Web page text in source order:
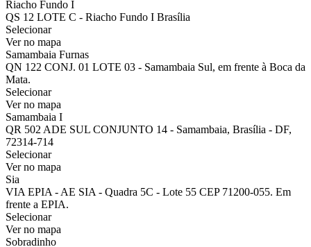
Riacho Fundo I
QS 12 LOTE C - Riacho Fundo I Brasília
Selecionar
Ver no mapa
Samambaia Furnas
QN 122 CONJ. 01 LOTE 03 - Samambaia Sul, em frente à Boca da
Mata.
Selecionar
Ver no mapa
Samambaia I
QR 502 ADE SUL CONJUNTO 14 - Samambaia, Brasília - DF,
72314-714
Selecionar
Ver no mapa
Sia
VIA EPIA - AE SIA - Quadra 5C - Lote 55 CEP 71200-055. Em
frente a EPIA.
Selecionar
Ver no mapa
Sobradinho